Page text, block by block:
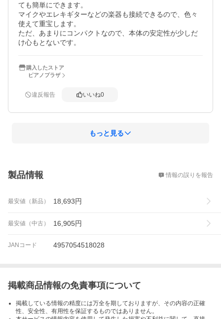
ても簡単にできます。
マイクやエレキギターなどの楽器も接続できるので、色々
使えて重宝します。
ただ、あまりにコンパクトなので、本体の安定性が少しだ
け心もとないです。
購入したストア
ピアノプラザ
違反報告 いいね0
もっと見る
製品情報 情報の誤りを報告
最安値（新品） 18,693円
最安値（中古） 16,905円
JANコード 4957054518028
掲載商品情報の免責事項について
掲載している情報の精度には万全を期しておりますが、その内容の正確
性、安全性、有用性を保証するものではありません。